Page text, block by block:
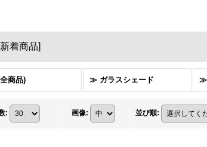
新着商品]
商品) ≫ ガラスシェード ≫
: 画像: 並び順: